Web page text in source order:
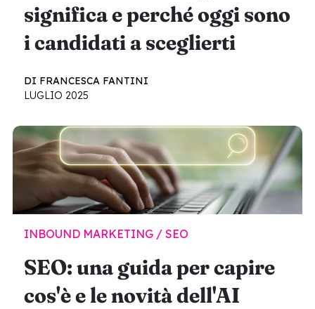
significa e perché oggi sono
i candidati a sceglierti
DI FRANCESCA FANTINI
LUGLIO 2025
INBOUND MARKETING / SEO
SEO: una guida per capire
cos'è e le novità dell'AI